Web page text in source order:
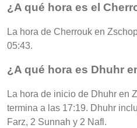
¿A qué hora es el
La hora de Cherrouk en
05:43.
¿A qué hora es Dhuhr
La hora de inicio de Dhuhr en
termina a las 17:19. Dhuhr
Farz, 2 Sunnah y 2 Nafl.